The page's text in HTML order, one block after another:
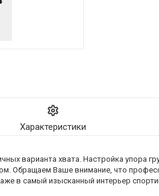
Характеристики
варианта хвата. Настройка упора
Обращаем Ваше внимание, что
в самый изысканный интерьер